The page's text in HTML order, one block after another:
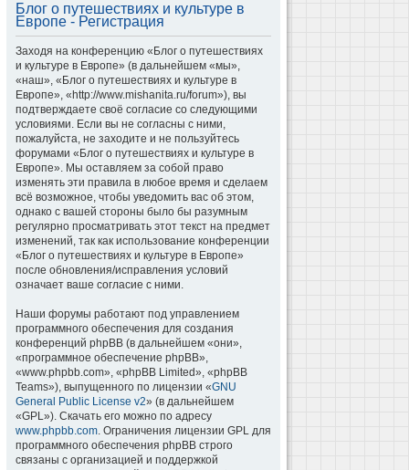
Блог о путешествиях и культуре в
Европе - Регистрация
Заходя на конференцию «Блог о путешествиях
и культуре в Европе» (в дальнейшем «мы»,
«наш», «Блог о путешествиях и культуре в
Европе», «http://www.mishanita.ru/forum»), вы
подтверждаете своё согласие со следующими
условиями. Если вы не согласны с ними,
пожалуйста, не заходите и не пользуйтесь
форумами «Блог о путешествиях и культуре в
Европе». Мы оставляем за собой право
изменять эти правила в любое время и сделаем
всё возможное, чтобы уведомить вас об этом,
однако с вашей стороны было бы разумным
регулярно просматривать этот текст на предмет
изменений, так как использование конференции
«Блог о путешествиях и культуре в Европе»
после обновления/исправления условий
означает ваше согласие с ними.
Наши форумы работают под управлением
программного обеспечения для создания
конференций phpBB (в дальнейшем «они»,
«программное обеспечение phpBB»,
«www.phpbb.com», «phpBB Limited», «phpBB
Teams»), выпущенного по лицензии «GNU
General Public License v2» (в дальнейшем
«GPL»). Скачать его можно по адресу
www.phpbb.com. Ограничения лицензии GPL для
программного обеспечения phpBB строго
связаны с организацией и поддержкой